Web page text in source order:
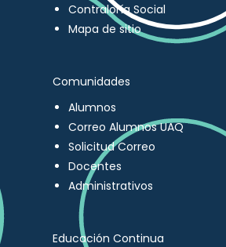
Contraloría Social
Mapa de sitio
Comunidades
Alumnos
Correo Alumnos UAQ
Solicitud Correo
Docentes
Administrativos
Educación Continua